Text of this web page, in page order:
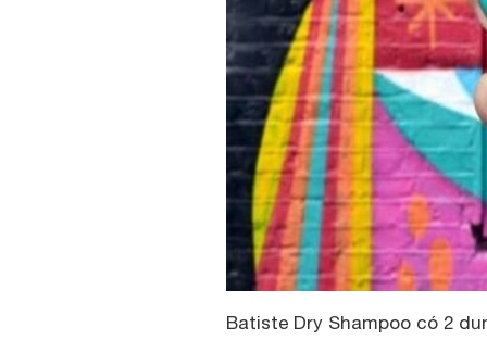
Batiste Dry Shampoo có 2